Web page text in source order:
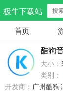
极牛下载站
应用
生活服务
298款应用
首页
酷狗
大小：
类别：
开发商： 广州酷狗